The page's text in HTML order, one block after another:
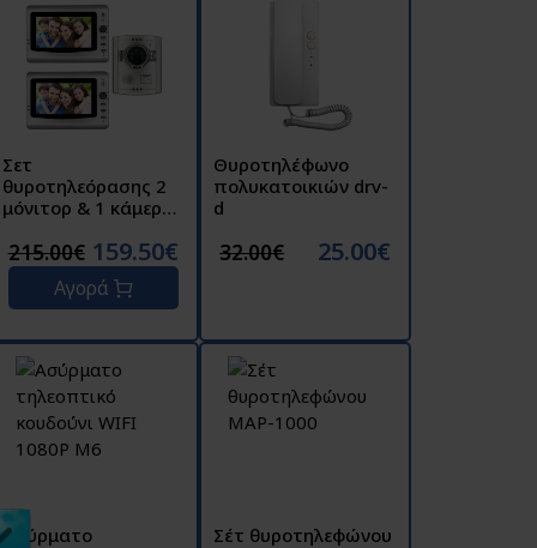
Σετ
θυροτηλεόρασης 2
μόνιτορ & 1 κάμερα.
VDP-521
215.00€ 159.50€
Αγορά
Θυροτηλέφωνο
πολυκατοικιών drv-
d
32.00€ 25.00€
Ασύρματο
Σέτ θυροτηλεφώνου